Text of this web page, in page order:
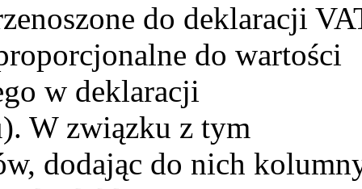
do deklaracji
do wartości
w deklaracji
W związku z tym
dodając do nich